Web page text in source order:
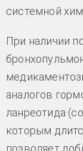
системной
При наличии
аналогов
ланреотида
которым
позволяет